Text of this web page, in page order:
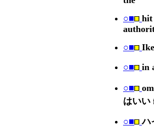
○■ hit
○■
○■
in
○■
はいい
○■ ハ